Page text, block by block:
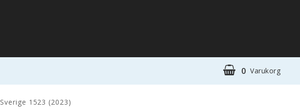
0 Varukorg
Sverige 1523 (2023)